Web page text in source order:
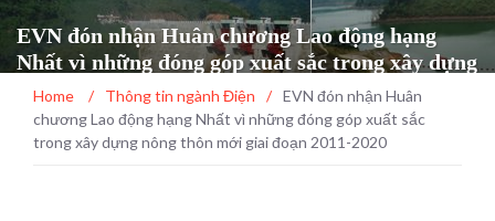
EVN đón nhận Huân chương Lao động hạng
Nhất vì những đóng góp xuất sắc trong xây dựng
nông thôn mới giai đoạn 2011-2020
Home / Thông tin ngành Điện / EVN đón nhận Huân
chương Lao động hạng Nhất vì những đóng góp xuất sắc
trong xây dựng nông thôn mới giai đoạn 2011-2020